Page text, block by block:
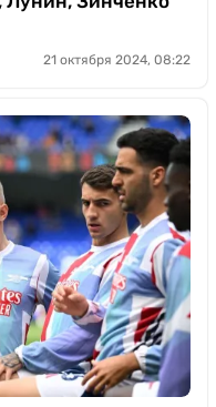
21 октября 2024, 08:22